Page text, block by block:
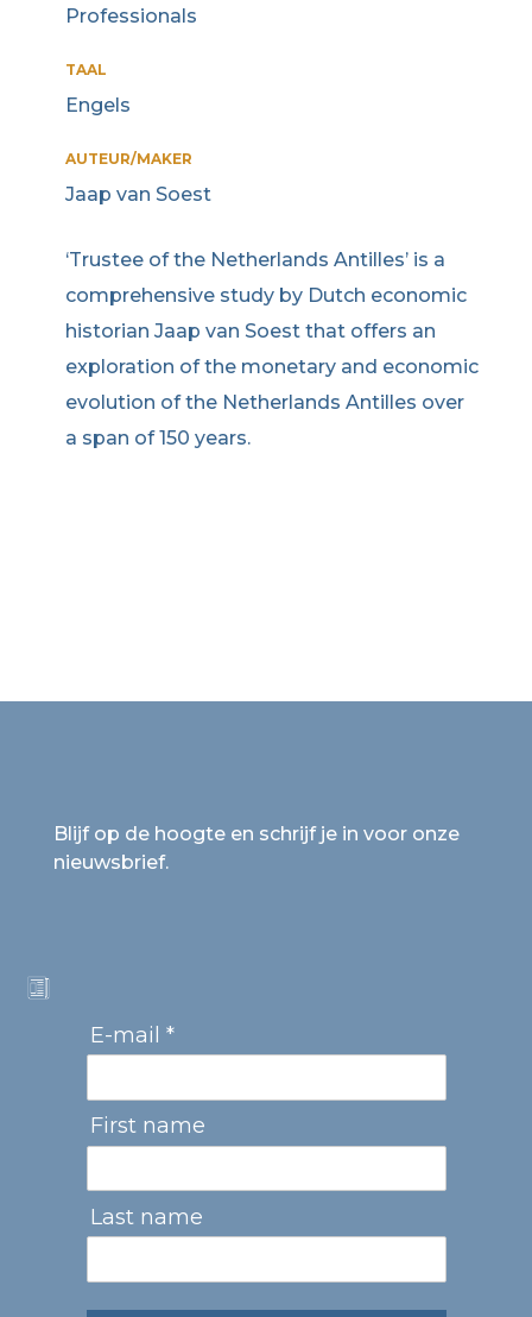
Professionals
TAAL
Engels
AUTEUR/MAKER
Jaap van Soest
‘Trustee of the Netherlands Antilles’ is a
comprehensive study by Dutch economic
historian Jaap van Soest that offers an
exploration of the monetary and economic
evolution of the Netherlands Antilles over
a span of 150 years.
Blijf op de hoogte en schrijf je in voor onze
nieuwsbrief.
E-mail *
First name
Last name